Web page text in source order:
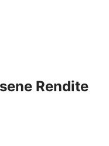
Rendite